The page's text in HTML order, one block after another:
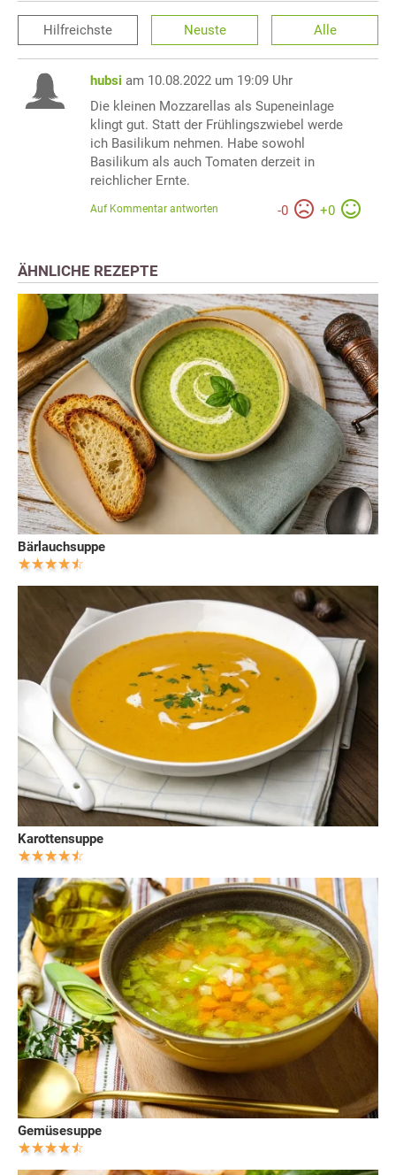
Hilfreichste Neuste Alle
hubsi am 10.08.2022 um 19:09 Uhr
Die kleinen Mozzarellas als Supeneinlage
klingt gut. Statt der Frühlingszwiebel werde
ich Basilikum nehmen. Habe sowohl
Basilikum als auch Tomaten derzeit in
reichlicher Ernte.
-0 +0
Auf Kommentar antworten
ÄHNLICHE REZEPTE
Bärlauchsuppe
Karottensuppe
Gemüsesuppe